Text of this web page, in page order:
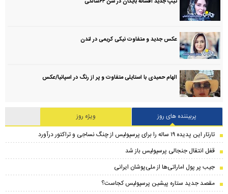
عکس جدید و متفاوت نیکی کریمی در لندن
الهام حمیدی با استایلی متفاوت و پر از رنگ در اسپانیا/عکس
پربیننده های روز
ویژه روز
تارتار این پدیده ۱۹ ساله را برای پرسپولیس از چنگ نساجی و تراکتور درآورد
قفل انتقال جنجالی پرسپولیس باز شد
جیب پر پول اماراتی‌ها از ملی‌پوشان ایرانی
مقصد جدید ستاره پیشین پرسپولیس کجاست؟